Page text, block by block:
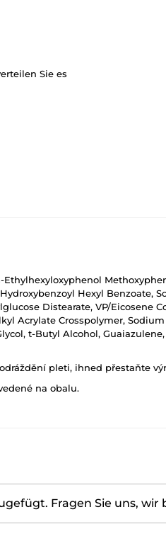
Sie es
Hexyl Benzoate,
Distearate, VP/Eicosene
Acrylate Crosspolymer,
t-Butyl Alcohol,
pleti, ihned přestaňte
na obalu.
Fragen Sie uns, wir